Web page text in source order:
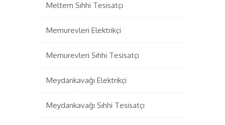
Meltem Sıhhi Tesisatçı
Memurevleri Elektrikçi
Memurevleri Sıhhi Tesisatçı
Meydankavağı Elektrikçi
Meydankavağı Sıhhi Tesisatçı